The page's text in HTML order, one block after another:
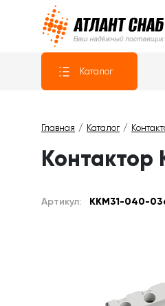
Атлантснаб
Каталог
Главная Каталог
Артикул: KKM31-040-